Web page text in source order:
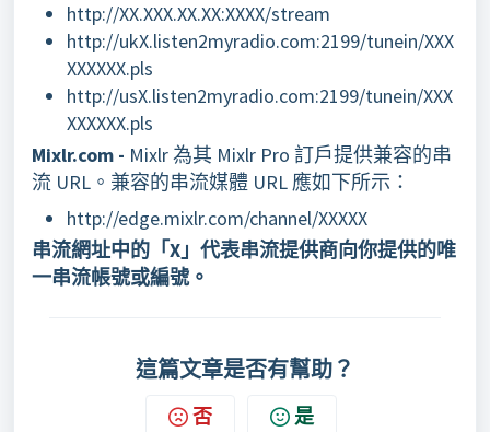
http://XX.XXX.XX.XX:XXXX/stream
http://ukX.listen2myradio.com:2199/tunein/XXX
XXXXXX.pls
http://usX.listen2myradio.com:2199/tunein/XXX
XXXXXX.pls
Mixlr.com - Mixlr 為其 Mixlr Pro 訂戶提供兼容的串
流 URL。兼容的串流媒體 URL 應如下所示：
http://edge.mixlr.com/channel/XXXXX
串流網址中的「X」代表串流提供商向你提供的唯
一串流帳號或編號。
這篇文章是否有幫助？
否 是